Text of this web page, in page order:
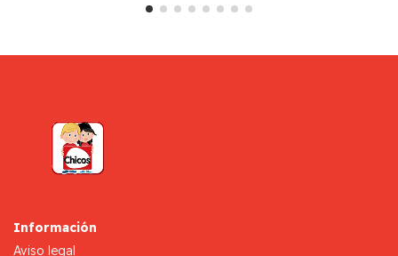
Información
Aviso legal